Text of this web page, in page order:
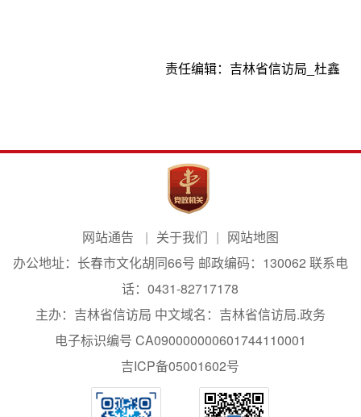
责任编辑： 吉林省信访局_杜鑫
网站通告 关于我们
网站地图
办公地址：长春市文化胡同66号 邮政编码：130062 联系电
话：0431-82717178
主办：吉林省信访局 中文域名：吉林省信访局.政务
电子标识编号 CA090000000601744110001
吉ICP备05001602号